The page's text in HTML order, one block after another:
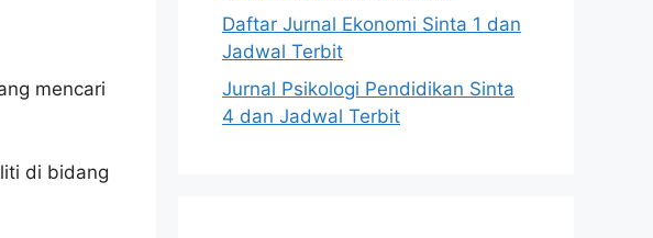
mencari
di bidang
Daftar Jurnal Ekonomi Sinta 1 dan
Jadwal Terbit
Jurnal Psikologi Pendidikan Sinta
4 dan Jadwal Terbit